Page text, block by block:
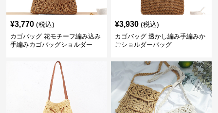
¥3,770 (税込)
カゴバッグ 花モチーフ編み込み
手編みカゴバッグショルダー
¥3,930 (税込)
カゴバッグ 透かし編み手編みか
ごショルダーバッグ